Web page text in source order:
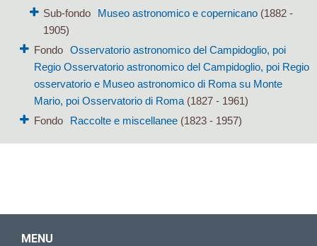
Sub-fondo
Museo astronomico e copernicano(1882 -
1905)
Fondo
Osservatorio astronomico del Campidoglio, poi
Regio Osservatorio astronomico del Campidoglio, poi Regio
osservatorio e Museo astronomico di Roma su Monte
Mario, poi Osservatorio di Roma(1827 - 1961)
Fondo
Raccolte e miscellanee(1823 - 1957)
MENU